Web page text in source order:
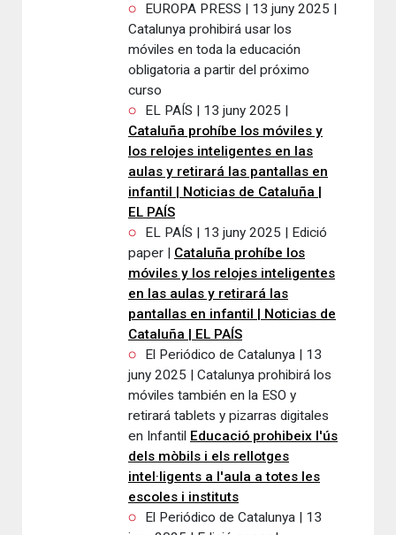
EUROPA PRESS | 13 juny 2025 |
Catalunya prohibirá usar los
móviles en toda la educación
obligatoria a partir del próximo
curso
EL PAÍS | 13 juny 2025 |
Cataluña prohíbe los móviles y
los relojes inteligentes en las
aulas y retirará las pantallas en
infantil | Noticias de Cataluña |
EL PAÍS
EL PAÍS | 13 juny 2025 | Edició
paper | Cataluña prohíbe los
móviles y los relojes inteligentes
en las aulas y retirará las
pantallas en infantil | Noticias de
Cataluña | EL PAÍS
El Periódico de Catalunya | 13
juny 2025 | Catalunya prohibirá los
móviles también en la ESO y
retirará tablets y pizarras digitales
en Infantil Educació prohibeix l'ús
dels mòbils i els rellotges
intel·ligents a l'aula a totes les
escoles i instituts
El Periódico de Catalunya | 13